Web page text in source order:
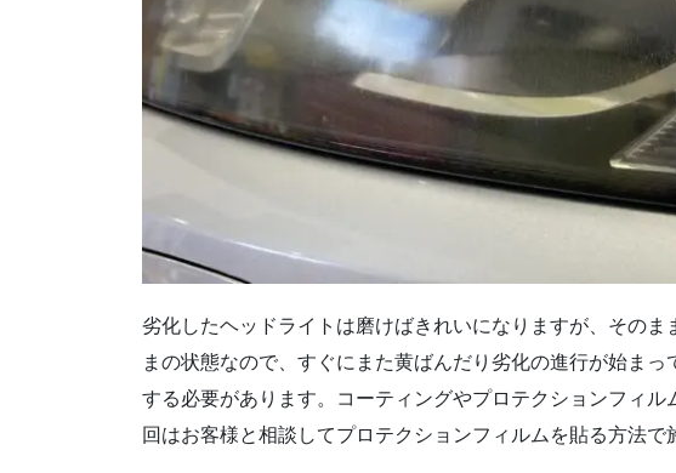
劣化したヘッドライトは磨けばきれいになりますが、そのま
まの状態なので、すぐにまた黄ばんだり劣化の進行が始ま
する必要があります。コーティングやプロテクションフィ
回はお客様と相談してプロテクションフィルムを貼る方法で